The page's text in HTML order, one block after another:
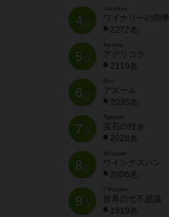
4位
Viticulture
ワイナリーの四季
2272名
5位
Agricola
アグリコラ
2119名
6位
Azul
アズール
2035名
7位
宝石の煌き
2028名
8位
Wingspan
ウイングスパン
2006名
9位
7 Wonders
世界の七不思議
1919名